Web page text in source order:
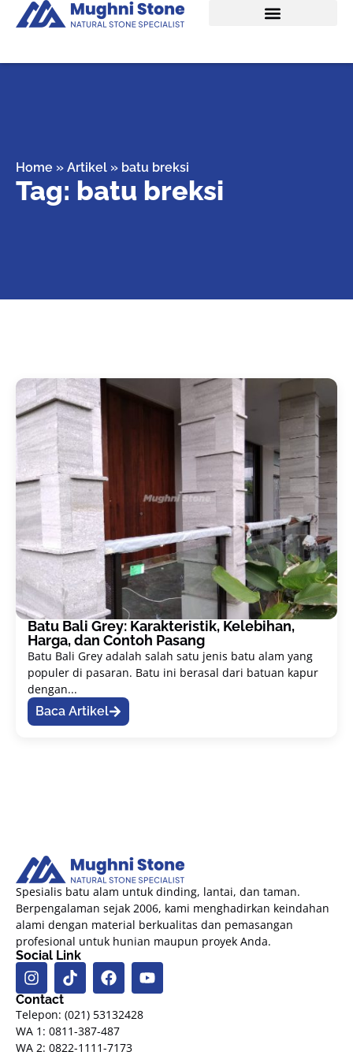
Home » Artikel » batu breksi
Tag: batu breksi
Batu Bali Grey: Karakteristik, Kelebihan,
Harga, dan Contoh Pasang
Batu Bali Grey adalah salah satu jenis batu alam yang
populer di pasaran. Batu ini berasal dari batuan kapur
dengan...
Baca Artikel
Spesialis batu alam untuk dinding, lantai, dan taman.
Berpengalaman sejak 2006, kami menghadirkan keindahan
alami dengan material berkualitas dan pemasangan
profesional untuk hunian maupun proyek Anda.
Social Link
Contact
Telepon: (021) 53132428
WA 1: 0811-387-487
WA 2: 0822-1111-7173